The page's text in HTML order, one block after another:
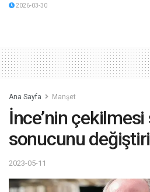
2026-03-30
Ana Sayfa Manşet
İnce’nin
sonucunu
2023-05-11